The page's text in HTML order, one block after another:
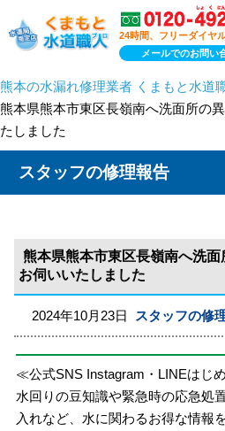
24時間、フリーダイヤ
メールでのお問い
熊本の水漏れ修理業者 くまもと水道
熊本県熊本市東区長嶺南へ洗面所の
たしました
スタッフの修理報告
熊本県熊本市東区長嶺南へ洗
お伺いいたしました
2024年10月23日 スタッフの修
≪公式SNS Instagram・LINEはじ
水回りの豆知識や緊急時の応急処
入れなど、水に関わるお得な情報